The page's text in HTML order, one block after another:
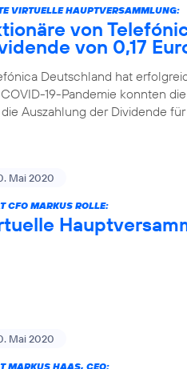
VIRTUELLE HAUPTVERSAMMLUNG:
von
von 0,17
Deutschland hat
19-Pandemie konnten
Auszahlung der Dividende
Mai 2020
CFO MARKUS ROLLE:
Mai 2020
MARKUS HAAS, CEO: